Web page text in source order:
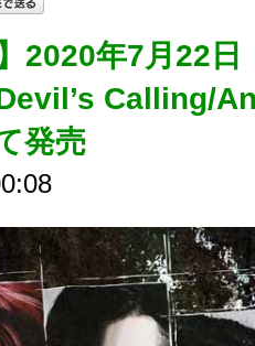
2020年7月22
Calling/
発売